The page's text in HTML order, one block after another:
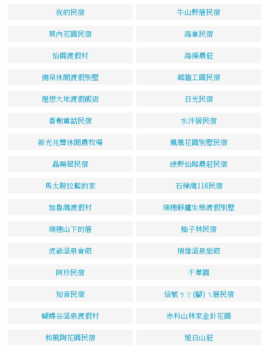
我的民宿 牛山野厝民宿
莫內花園民宿 海巢民宿
怡園渡假村 海揚農莊
倆呆休閒渡假別墅 越牆工園民宿
理想大地渡假飯店 日光民宿
香榭童話民宿 水泮居民宿
新光兆豐休閒農牧場 鳳凰花園別墅民宿
晶暘屋民宿 綠野仙蹤農莊民宿
馬太鞍拉藍的家 石梯灣118民宿
加魯灣渡假村 瑞穗靜廬生態渡假別墅
瑞穗山下的厝 柚子林民宿
虎爺溫泉會館 瑞雄溫泉旅館
阿珍民宿 千草園
知音民宿 信號ㄎㄚ(腳)ㄟ厝民宿
蝴蝶谷溫泉渡假村 赤科山林家金針花園
和風陶花園民宿 旭日山莊